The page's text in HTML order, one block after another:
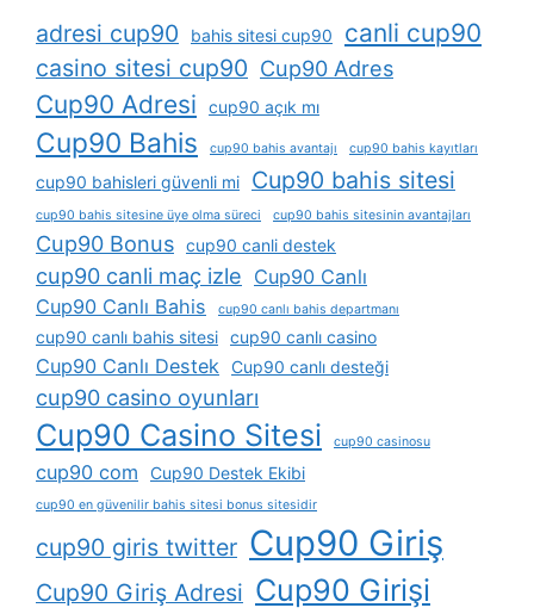
adresi cup90 bahis sitesi cup90 canli cup90
casino sitesi cup90 Cup90 Adres
Cup90 Adresi cup90 açık mı
Cup90 Bahis cup90 bahis avantajı cup90 bahis kayıtları
cup90 bahisleri güvenli mi Cup90 bahis sitesi
cup90 bahis sitesine üye olma süreci cup90 bahis sitesinin avantajları
Cup90 Bonus cup90 canli destek
cup90 canli maç izle Cup90 Canlı
Cup90 Canlı Bahis
cup90 canlı bahis departmanı
cup90 canlı bahis sitesi cup90 canlı casino
Cup90 Canlı Destek Cup90 canlı desteği
cup90 casino oyunları
Cup90 Casino Sitesi cup90 casinosu
cup90 com Cup90 Destek Ekibi
cup90 en güvenilir bahis sitesi bonus sitesidir
cup90 giris twitter Cup90 Giriş
Cup90 Giriş Adresi Cup90 Girişi